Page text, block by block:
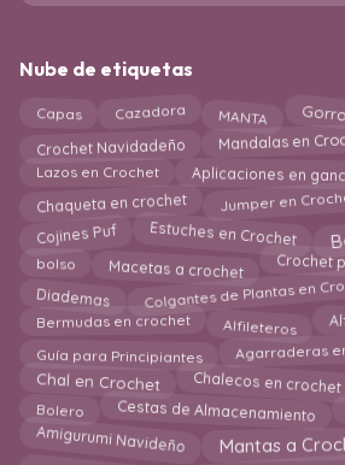
Nube de etiquetas
Capas Cazadora MANTA
Crochet Navidadeño Mandalas en
Lazos en Crochet Aplicaciones en
Chaqueta en crochet Jumper en
Cojines Puf Estuches en Crochet
bolso Macetas a crochet Crochet
Diademas Colgantes de Plantas en
Bermudas en crochet Alfileteros
Guía para Principiantes Agarraderas
Chal en Crochet Chalecos en crochet
Bolero Cestas de Almacenamiento
Amigurumi Navideño Mantas a